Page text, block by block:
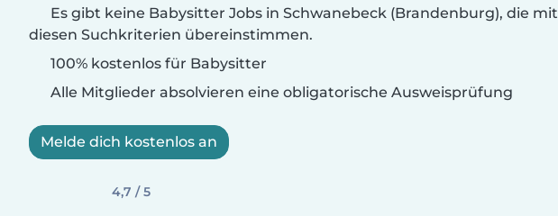
Es gibt keine Babysitter Jobs in Schwanebeck (Brandenburg), die mit
diesen Suchkriterien übereinstimmen.
100% kostenlos für Babysitter
Alle Mitglieder absolvieren eine obligatorische Ausweisprüfung
Melde dich kostenlos an
4,7 / 5